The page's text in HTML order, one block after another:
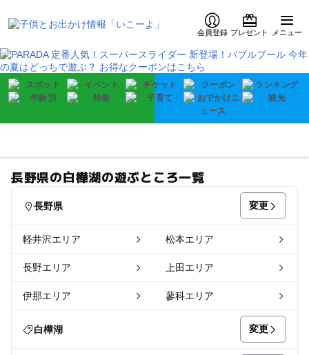
会員登録 プレゼント メニュー
長野県の白樺湖の遊ぶところ一覧
長野県 変更
軽井沢エリア 松本エリア
長野エリア 上田エリア
伊那エリア 蓼科エリア
白樺湖 変更